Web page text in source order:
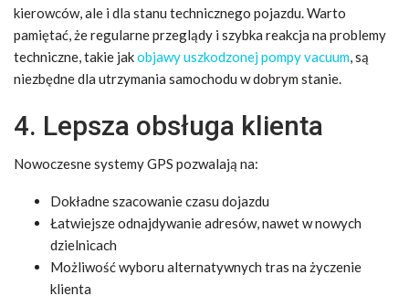
kierowców, ale i dla stanu technicznego pojazdu. Warto
pamiętać, że regularne przeglądy i szybka reakcja na problemy
techniczne, takie jakobjawy uszkodzonej pompy vacuum, są
niezbędne dla utrzymania samochodu w dobrym stanie.
4. Lepsza obsługa klienta
Nowoczesne systemy GPS pozwalają na:
Dokładne szacowanie czasu dojazdu
Łatwiejsze odnajdywanie adresów, nawet w nowych
dzielnicach
Możliwość wyboru alternatywnych tras na życzenie
klienta